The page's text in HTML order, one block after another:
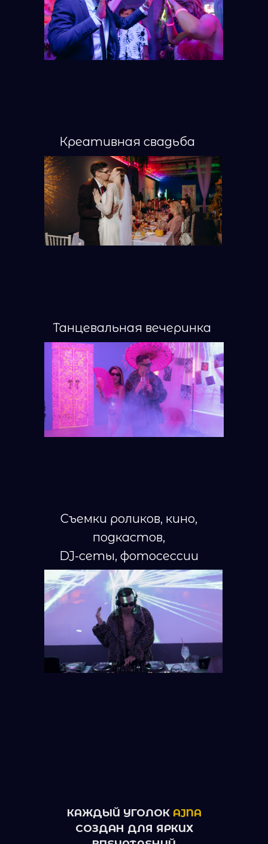
Креативная свадьба
Танцевальная вечеринка
Съемки роликов, кино,
подкастов,
DJ-сеты, фотосессии
КАЖДЫЙ УГОЛОК AJNA
СОЗДАН ДЛЯ ЯРКИХ